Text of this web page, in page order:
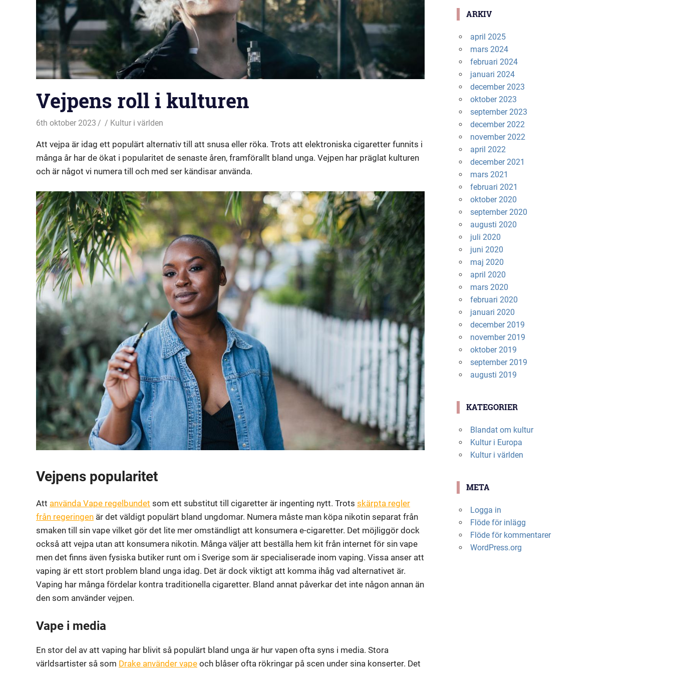
Vejpens roll i kulturen
6th oktober 2023 Kultur i världen
Att vejpa är idag ett populärt alternativ till att snusa eller röka. Trots att elektroniska cigaretter funnits i
många år har de ökat i popularitet de senaste åren, framförallt bland unga. Vejpen har präglat kulturen
och är något vi numera till och med ser kändisar använda.
Vejpens popularitet
Att använda Vape regelbundet som ett substitut till cigaretter är ingenting nytt. Trots skärpta regler
från regeringen är det väldigt populärt bland ungdomar. Numera måste man köpa nikotin separat från
smaken till sin vape vilket gör det lite mer omständligt att konsumera e-cigaretter. Det möjliggör dock
också att vejpa utan att konsumera nikotin. Många väljer att beställa hem kit från internet för sin vape
men det finns även fysiska butiker runt om i Sverige som är specialiserade inom vaping. Vissa anser att
vaping är ett stort problem bland unga idag. Det är dock viktigt att komma ihåg vad alternativet är.
Vaping har många fördelar kontra traditionella cigaretter. Bland annat påverkar det inte någon annan än
den som använder vejpen.
Vape i media
En stor del av att vaping har blivit så populärt bland unga är hur vapen ofta syns i media. Stora
världsartister så som Drake använder vape och blåser ofta rökringar på scen under sina konserter. Det
ARKIV
april 2025
mars 2024
februari 2024
januari 2024
december 2023
oktober 2023
september 2023
december 2022
november 2022
april 2022
december 2021
mars 2021
februari 2021
oktober 2020
september 2020
augusti 2020
juli 2020
juni 2020
maj 2020
april 2020
mars 2020
februari 2020
januari 2020
december 2019
november 2019
oktober 2019
september 2019
augusti 2019
KATEGORIER
Blandat om kultur
Kultur i Europa
Kultur i världen
META
Logga in
Flöde för inlägg
Flöde för kommentarer
WordPress.org